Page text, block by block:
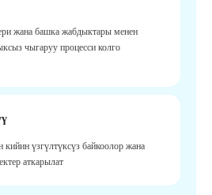
жана башка жабдыктары менен
чыгаруу процесси колго
кийин үзгүлтүксүз байкоолор жана
аткарылат